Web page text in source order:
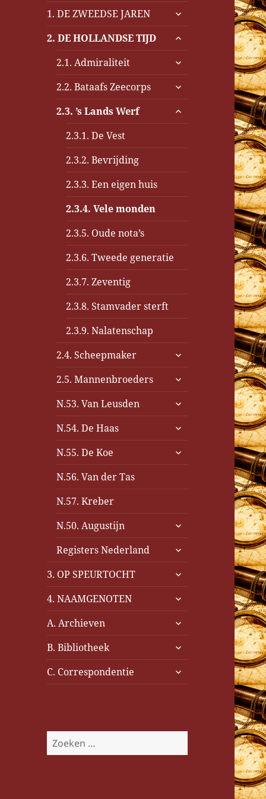
1. DE ZWEEDSE JAREN
submenu
2. DE HOLLANDSE TIJD
submenu
2.1. Admiraliteit
submenu
2.2. Bataafs Zeecorps
submenu
2.3. ’s Lands Werf
submenu
2.3.1. De Vest
2.3.2. Bevrijding
2.3.3. Een eigen huis
2.3.4. Vele monden
2.3.5. Oude nota’s
2.3.6. Tweede generatie
2.3.7. Zeventig
2.3.8. Stamvader sterft
2.3.9. Nalatenschap
2.4. Scheepmaker
submenu
2.5. Mannenbroeders
submenu
N.53. Van Leusden
submenu
N.54. De Haas
submenu
N.55. De Koe
submenu
N.56. Van der Tas
N.57. Kreber
N.50. Augustijn
submenu
Registers Nederland
submenu
3. OP SPEURTOCHT
submenu
4. NAAMGENOTEN
submenu
A. Archieven
submenu
B. Bibliotheek
submenu
C. Correspondentie
submenu
Z
o